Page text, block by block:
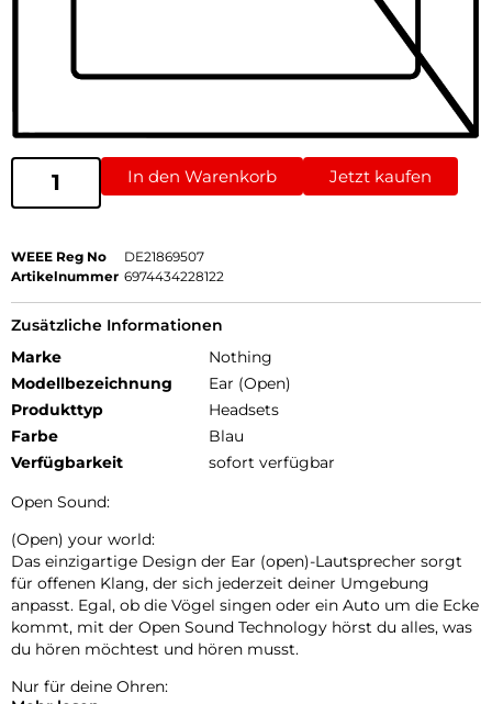
In den Warenkorb Jetzt kaufen
WEEE Reg No
DE21869507
Artikelnummer 6974434228122
Zusätzliche Informationen
Marke
Nothing
Modellbezeichnung
Ear (Open)
Produkttyp
Headsets
Farbe
Blau
Verfügbarkeit
sofort verfügbar
Open Sound:
(Open) your world:
Das einzigartige Design der Ear (open)-Lautsprecher sorgt
für offenen Klang, der sich jederzeit deiner Umgebung
anpasst. Egal, ob die Vögel singen oder ein Auto um die Ecke
kommt, mit der Open Sound Technology hörst du alles, was
du hören möchtest und hören musst.
Nur für deine Ohren: